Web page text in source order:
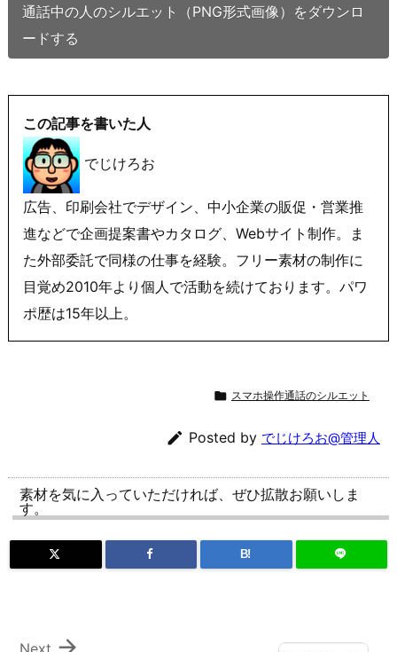
通話中の人のシルエット（PNG形式画像）をダウンロ
ードする
この記事を書いた人
でじけろお
広告、印刷会社でデザイン、中小企業の販促・営業推
進などで企画提案書やカタログ、Webサイト制作。ま
た外部委託で同様の仕事を経験。フリー素材の制作に
目覚め2010年より個人で活動を続けております。パワ
ポ歴は15年以上。
 スマホ操作通話のシルエット
 Posted by でじけろお@管理人
素材を気に入っていただければ、ぜひ拡散お願いしま
す。
B!
Next